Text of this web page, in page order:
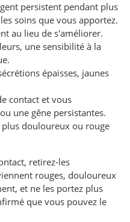
persistent pendant plus
soins que vous apportez.
au lieu de s'améliorer.
une sensibilité à la
épaisses, jaunes
contact et vous
une gêne persistantes.
douloureux ou rouge
retirez-les
rouges, douloureux
et ne les portez plus
que vous pouvez le